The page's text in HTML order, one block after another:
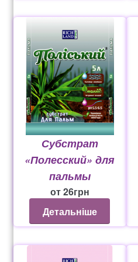
Субстрат
«Полесский» для
пальмы
от26грн
Детальніше